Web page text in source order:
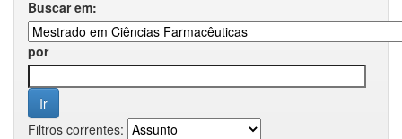
Buscar em:
por
Filtros correntes: